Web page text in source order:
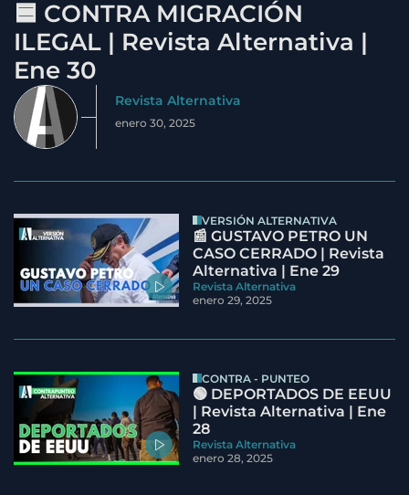
🟦 CONTRA MIGRACIÓN
ILEGAL | Revista Alternativa |
Ene 30
Revista Alternativa
enero 30, 2025
VERSIÓN ALTERNATIVA
📰 GUSTAVO PETRO UN
CASO CERRADO | Revista
Alternativa | Ene 29
Revista Alternativa
enero 29, 2025
CONTRA - PUNTEO
🟢 DEPORTADOS DE EEUU
| Revista Alternativa | Ene
28
Revista Alternativa
enero 28, 2025